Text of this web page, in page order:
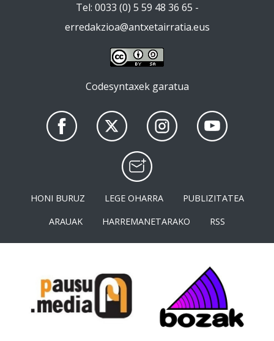
Tel: 0033 (0) 5 59 48 36 65 -
erredakzioa@antxetairratia.eus
Codesyntaxek garatua
HONI BURUZ LEGE OHARRA
PUBLIZITATEA
ARAUAK
HARREMANETARAKO RSS